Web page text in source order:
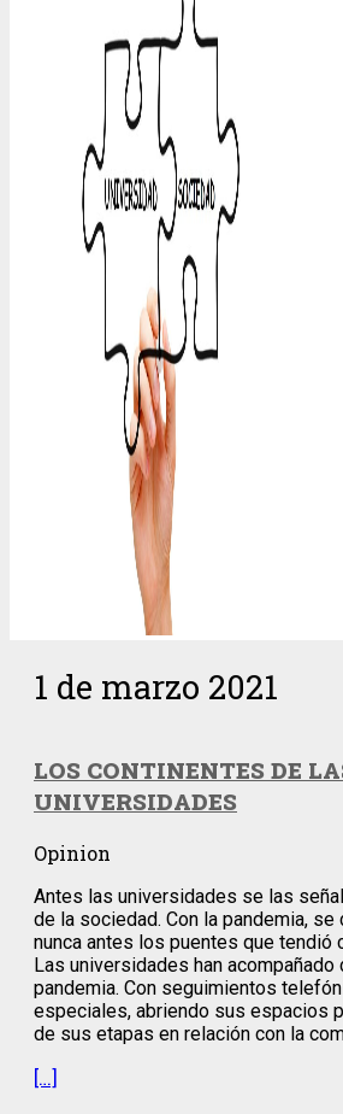
1 de marzo 2021
LOS CONTINENTES DE
UNIVERSIDADES
Opinion
Antes las universidades se las
de la sociedad. Con la pandemia,
nunca antes los puentes que tendió
Las universidades han acompañado
pandemia. Con seguimientos
especiales, abriendo sus espacios
de sus etapas en relación con la
[…]